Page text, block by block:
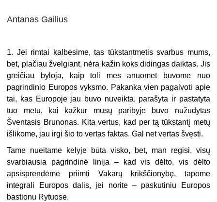
Antanas Gailius
1. Jei rimtai kalbėsime, tas tūkstantmetis svarbus mums,
bet, plačiau žvelgiant, nėra kažin koks didingas daiktas. Jis
greičiau byloja, kaip toli mes anuomet buvome nuo
pagrindinio Europos vyksmo. Pakanka vien pagalvoti apie
tai, kas Europoje jau buvo nuveikta, parašyta ir pastatyta
tuo metu, kai kažkur mūsų paribyje buvo nužudytas
Šventasis Brunonas. Kita vertus, kad per tą tūkstantį metų
išlikome, jau irgi šio to vertas faktas. Gal net vertas švęsti.
Tame nueitame kelyje būta visko, bet, man regisi, visų
svarbiausia pagrindinė linija – kad vis dėlto, vis dėlto
apsisprendėme priimti Vakarų krikščionybę, tapome
integrali Europos dalis, jei norite – paskutiniu Europos
bastionu Rytuose.